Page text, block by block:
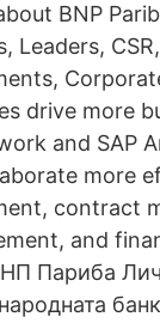
BNP
Leaders,
drive more
and SAP
more
contract
and
Париба